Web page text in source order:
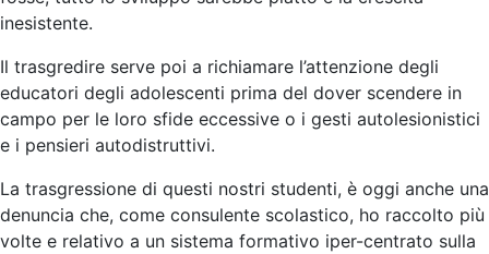
inesistente.
Il trasgredire serve poi a richiamare l’attenzione degli
educatori degli adolescenti prima del dover scendere in
campo per le loro sfide eccessive o i gesti autolesionistici
e i pensieri autodistruttivi.
La trasgressione di questi nostri studenti, è oggi anche una
denuncia che, come consulente scolastico, ho raccolto più
volte e relativo a un sistema formativo iper-centrato sulla